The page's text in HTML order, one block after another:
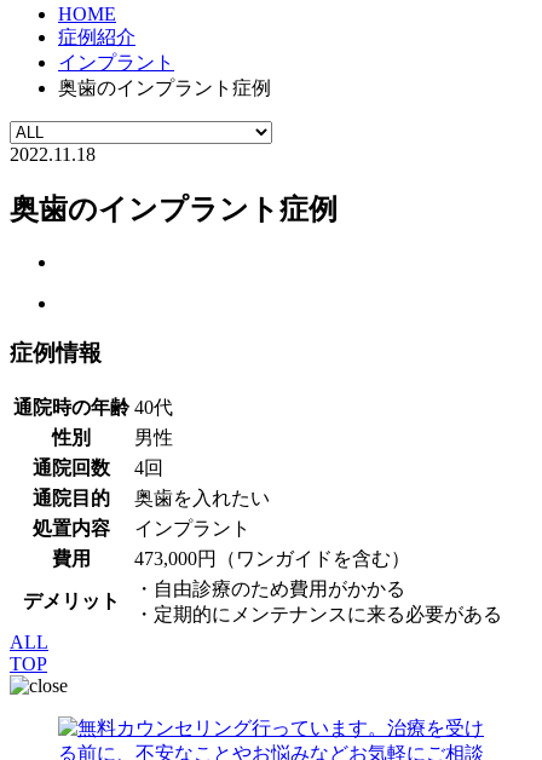
HOME
症例紹介
インプラント
奥歯のインプラント症例
2022.11.18
奥歯のインプラント症例
症例情報
通院時の年齢 40代
性別
男性
通院回数
4回
通院目的
奥歯を入れたい
処置内容
インプラント
費用
473,000円（ワンガイドを含む）
デメリット
・自由診療のため費用がかかる
・定期的にメンテナンスに来る必要がある
ALL
TOP